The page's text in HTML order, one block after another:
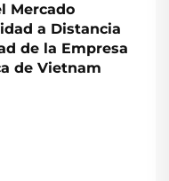
Mercado
a Distancia
de la Empresa
de Vietnam